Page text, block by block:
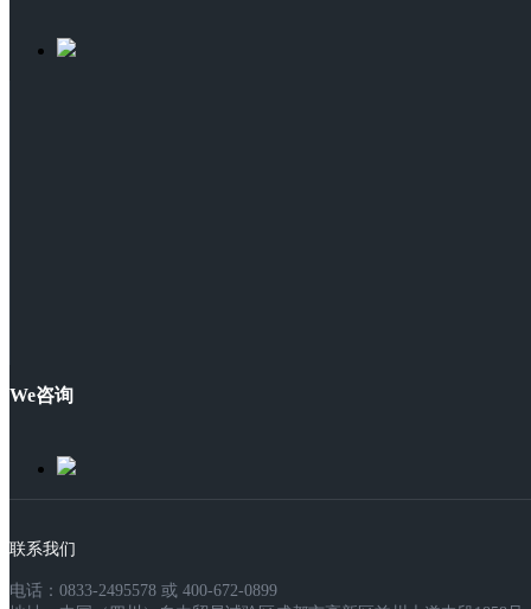
We咨询
联系我们
电话：0833-2495578 或 400-672-0899